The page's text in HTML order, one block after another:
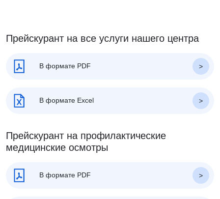
Прейскурант на все услуги нашего центра
В формате PDF
В формате Excel
Прейскурант на профилактические
медицинские осмотры
В формате PDF